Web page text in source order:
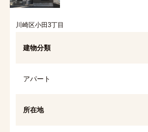
川崎区小田3丁目
建物分類
アパート
所在地